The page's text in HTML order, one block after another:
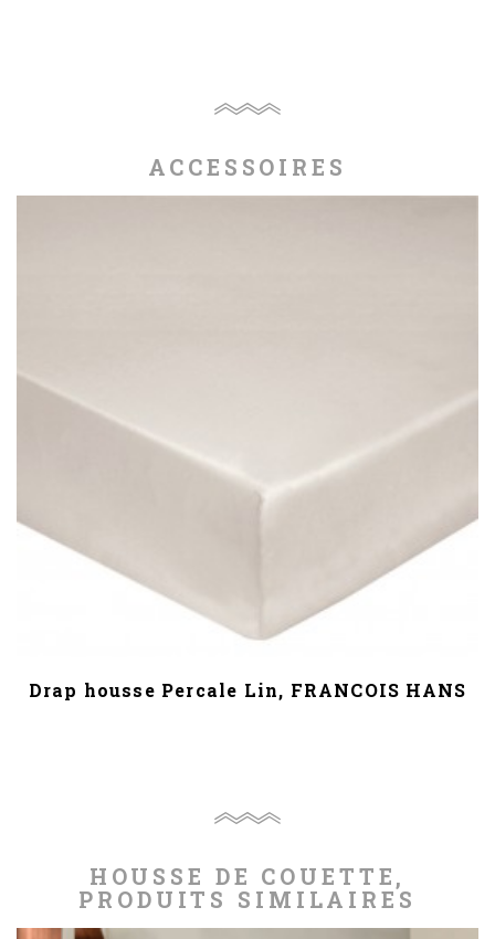
ACCESSOIRES
Drap housse Percale Lin, FRANCOIS HANS
HOUSSE DE COUETTE,
PRODUITS SIMILAIRES